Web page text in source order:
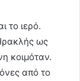
το ιερό.
ως
κοιμόταν.
από το